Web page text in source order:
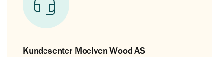
Kundesenter Moelven Wood AS